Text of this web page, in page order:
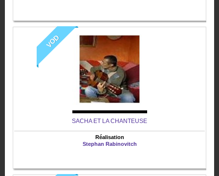
VOD
SACHA ET LA CHANTEUSE
Réalisation
Stephan Rabinovitch